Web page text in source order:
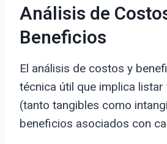
Análisis de
Beneficios
El análisis de costos y
técnica útil que implica
(tanto tangibles como
beneficios asociados con